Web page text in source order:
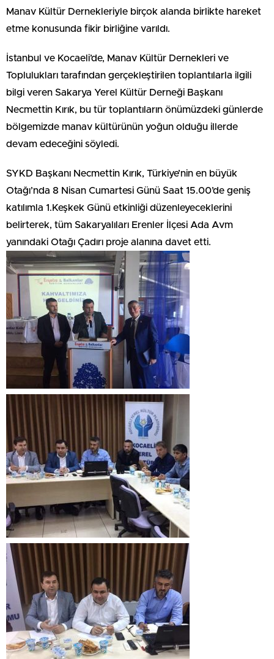
Manav Kültür Dernekleriyle birçok alanda birlikte hareket
etme konusunda fikir birliğine varıldı.
İstanbul ve Kocaeli’de, Manav Kültür Dernekleri ve
Toplulukları tarafından gerçekleştirilen toplantılarla ilgili
bilgi veren Sakarya Yerel Kültür Derneği Başkanı
Necmettin Kırık, bu tür toplantıların önümüzdeki günlerde
bölgemizde manav kültürünün yoğun olduğu illerde
devam edeceğini söyledi.
SYKD Başkanı Necmettin Kırık, Türkiye’nin en büyük
Otağı’nda 8 Nisan Cumartesi Günü Saat 15.00’de geniş
katılımla 1.Keşkek Günü etkinliği düzenleyeceklerini
belirterek, tüm Sakaryalıları Erenler İlçesi Ada Avm
yanındaki Otağı Çadırı proje alanına davet etti.